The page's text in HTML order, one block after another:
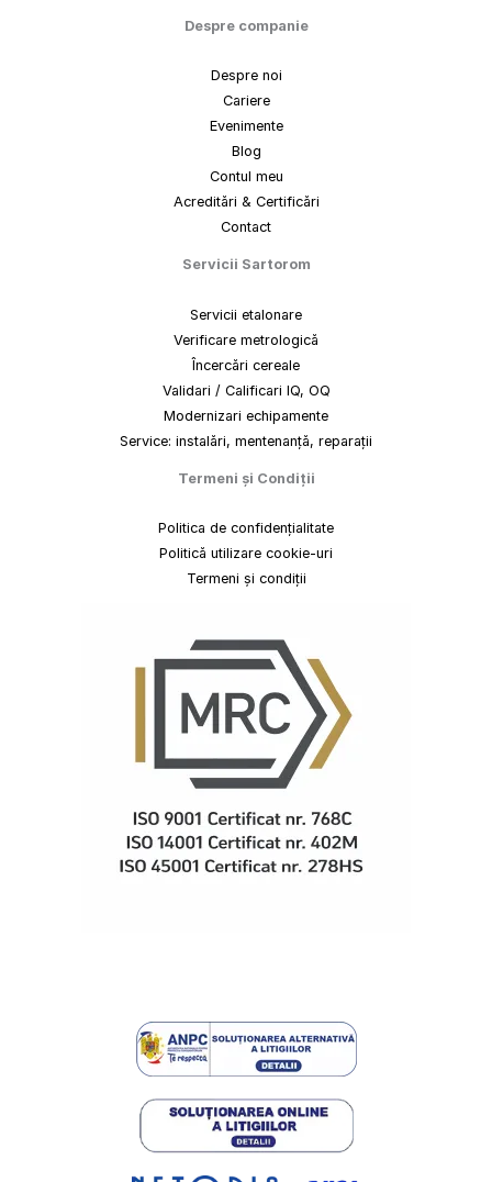
Despre companie
Despre noi
Cariere
Evenimente
Blog
Contul meu
Acreditări & Certificări
Contact
Servicii Sartorom
Servicii etalonare
Verificare metrologică
Încercări cereale
Validari / Calificari IQ, OQ
Modernizari echipamente
Service: instalări, mentenanță, reparații
Termeni și Condiții
Politica de confidențialitate
Politică utilizare cookie-uri
Termeni și condiții